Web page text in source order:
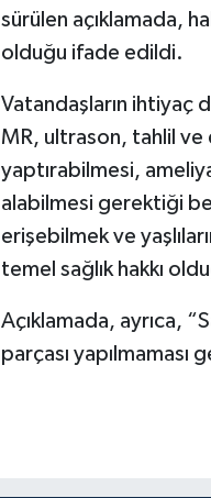
sürülen açıklamada,
olduğu ifade edildi.
Vatandaşların ihtiyaç
MR, ultrason, tahlil
yaptırabilmesi,
alabilmesi gerektiği
erişebilmek ve
temel sağlık hakkı
Açıklamada, ayrıca,
parçası